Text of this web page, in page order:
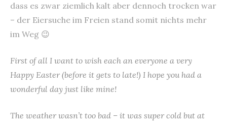
dass es zwar ziemlich kalt aber dennoch trocken war
– der Eiersuche im Freien stand somit nichts mehr
im Weg 😉
First of all I want to wish each an everyone a very
Happy Easter (before it gets to late!) I hope you had a
wonderful day just like mine!
The weather wasn’t too bad – it was super cold but at